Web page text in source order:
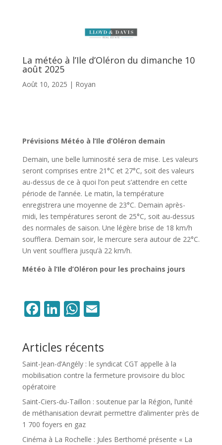
La météo à l’Ile d’Oléron du dimanche 10
août 2025
Août 10, 2025 | Royan
Prévisions Météo à l’Ile d’Oléron demain
Demain, une belle luminosité sera de mise. Les valeurs
seront comprises entre 21°C et 27°C, soit des valeurs
au-dessus de ce à quoi l’on peut s’attendre en cette
période de l’année. Le matin, la température
enregistrera une moyenne de 23°C. Demain après-
midi, les températures seront de 25°C, soit au-dessus
des normales de saison. Une légère brise de 18 km/h
soufflera. Demain soir, le mercure sera autour de 22°C.
Un vent soufflera jusqu’à 22 km/h.
Météo à l’Ile d’Oléron pour les prochains jours
Facebook
LinkedIn
WhatsApp
Email
Articles récents
Saint-Jean-d’Angély : le syndicat CGT appelle à la
mobilisation contre la fermeture provisoire du bloc
opératoire
Saint-Ciers-du-Taillon : soutenue par la Région, l’unité
de méthanisation devrait permettre d’alimenter près de
1 700 foyers en gaz
Cinéma à La Rochelle : Jules Berthomé présente « La